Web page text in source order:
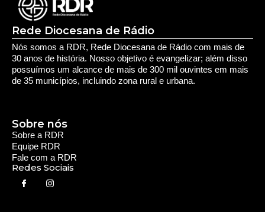
Rede Diocesana de Rádio
Nós somos a RDR, Rede Diocesana de Rádio com mais de
30 anos de história. Nosso objetivo é evangelizar; além disso
possuímos um alcance de mais de 300 mil ouvintes em mais
de 35 municípios, incluindo zona rural e urbana.
Sobre a RDR
Equipe RDR
Fale com a RDR
Redes Sociais
Sobre nós